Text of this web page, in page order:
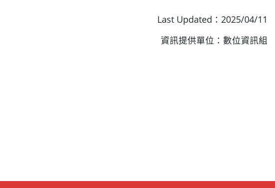
Last Updated：2025/04/11
資訊提供單位：數位資訊組